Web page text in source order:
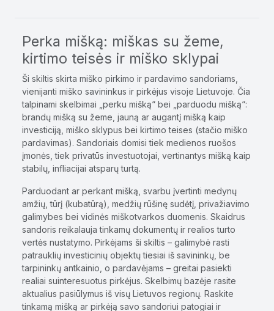
Perka mišką: miškas su žeme,
kirtimo teisės ir miško sklypai
Ši skiltis skirta miško pirkimo ir pardavimo sandoriams,
vienijanti miško savininkus ir pirkėjus visoje Lietuvoje. Čia
talpinami skelbimai „perku mišką“ bei „parduodu mišką“:
brandų mišką su žeme, jauną ar augantį mišką kaip
investiciją, miško sklypus bei kirtimo teises (stačio miško
pardavimas). Sandoriais domisi tiek medienos ruošos
įmonės, tiek privatūs investuotojai, vertinantys mišką kaip
stabilų, infliacijai atsparų turtą.
Parduodant ar perkant mišką, svarbu įvertinti medynų
amžių, tūrį (kubatūrą), medžių rūšinę sudėtį, privažiavimo
galimybes bei vidinės miškotvarkos duomenis. Skaidrus
sandoris reikalauja tinkamų dokumentų ir realios turto
vertės nustatymo. Pirkėjams ši skiltis – galimybė rasti
patrauklių investicinių objektų tiesiai iš savininkų, be
tarpininkų antkainio, o pardavėjams – greitai pasiekti
realiai suinteresuotus pirkėjus. Skelbimų bazėje rasite
aktualius pasiūlymus iš visų Lietuvos regionų. Raskite
tinkamą mišką ar pirkėją savo sandoriui patogiai ir